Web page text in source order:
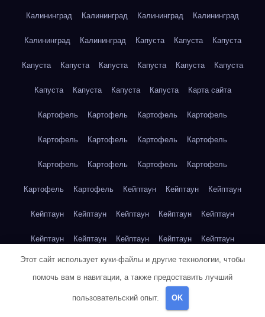
Калининград Калининград Калининград Калининград
Калининград Калининград Капуста Капуста Капуста
Капуста Капуста Капуста Капуста Капуста Капуста
Капуста Капуста Капуста Капуста Карта сайта
Картофель Картофель Картофель Картофель
Картофель Картофель Картофель Картофель
Картофель Картофель Картофель Картофель
Картофель Картофель Кейптаун Кейптаун Кейптаун
Кейптаун Кейптаун Кейптаун Кейптаун Кейптаун
Кейптаун Кейптаун Кейптаун Кейптаун Кейптаун
Кейптаун Кейптаун Кейптаун Кейптаун Кейптаун
Клубника
Красноярск
Этот сайт использует куки-файлы и другие технологии, чтобы
помочь вам в навигации, а также предоставить лучший
пользовательский опыт. OK